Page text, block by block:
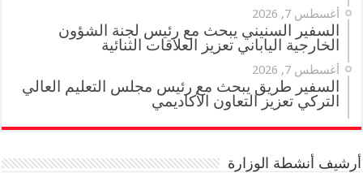
أغسطس 7, 2026
السفير السنيني يبحث مع رئيس لجنة الشؤون
الخارجية الياباني تعزيز العلاقات الثنائية
أغسطس 7, 2026
السفير طريق يبحث مع رئيس مجلس التعليم العالي
التركي تعزيز التعاون الأكاديمي
أرشيف أنشطة الوزارة